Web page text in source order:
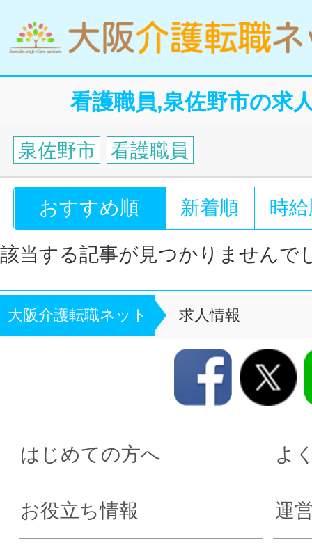
看護職員,泉佐野市の求
泉佐野市 看護職員
おすすめ順 新着順 時
該当する記事が見つかりませんで
大阪介護転職ネット 求人情報
はじめての方へ よ
お役立ち情報 運